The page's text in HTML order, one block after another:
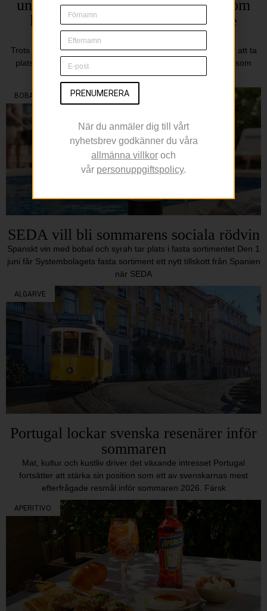
undersökning visar vilka smaker som
lockar mest under årets varmaste
månader
Trots att nya smaker och internationella influenser fortsätter att ta
plats i svenska kök är det de klassiska sommarfavoriterna som
dominerar när svenskarna själva får
BOBAL
SEDA vill bli sommarens sociala rödvin
Spanskt vin med bobal och syrah tar plats i fasta sortimentet Den 1
juni får Systembolagets fasta sortiment ett nytt tillskott från Spanien
när SEDA
ALGARVE
Portugal lockar svenska resenärer inför
sommaren
Mat, kultur och kustliv driver det växande intresset Portugal
fortsätter att stärka sin position som ett av svenskarnas mest
efterfrågade resmål inför sommaren 2026. Färsk
APERITIVO
PRENUMERERA
När du anmäler dig till vårt
nyhetsbrev godkänner du våra
allmänna villkor och
vår personuppgiftspolicy.